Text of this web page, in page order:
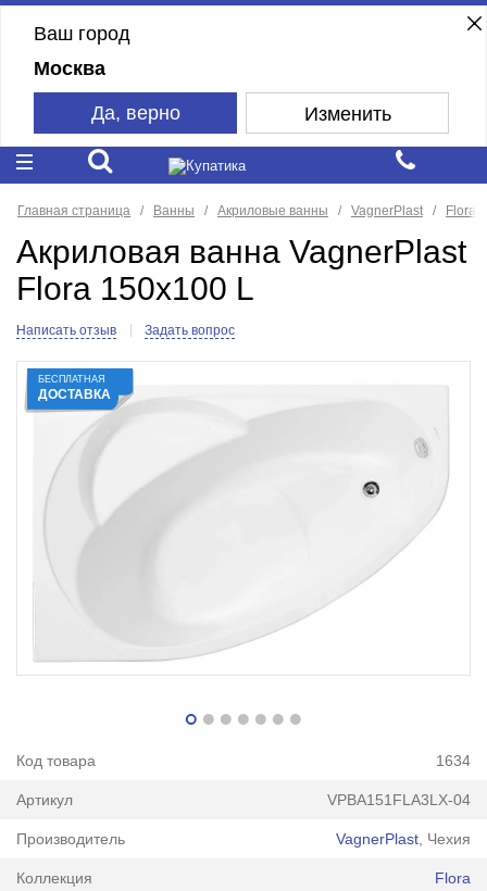
Ваш город
Москва
Да, верно Изменить
Главная страница Ванны Акриловые ванны VagnerPlast Flora
Акриловая ванна VagnerPlast
Flora 150x100 L
Написать отзыв Задать вопрос
БЕСПЛАТНАЯ
ДОСТАВКА
Код товара 1634
Артикул VPBA151FLA3LX-04
Производитель VagnerPlast , Чехия
Коллекция Flora